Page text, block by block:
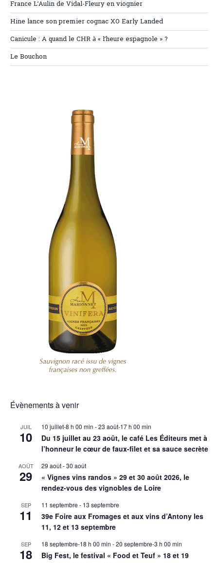
France L’Aulin de Vidal-Fleury en viognier
Hine lance son premier cognac XO Early Landed
Canicule : A quand le CHR à « l’heure espagnole » ?
Le Bouchon
Évènements à venir
JUIL
10
10 juillet-8 h 00 min -23 août-17 h 00 min
Du 15 juillet au 23 août, le café Les Éditeurs met à
l’honneur le cœur de faux-filet et sa sauce secrète
AOÛT
29
29 août-30 août
« Vignes vins randos » 29 et 30 août 2026, le
rendez-vous des vignobles de Loire
SEP
11
11 septembre - 13 septembre
39e Foire aux Fromages et aux vins d’Antony les
11, 12 et 13 septembre
SEP
18
18 septembre-18 h 00 min -20 septembre-3 h 00 min
Big Fest, le festival « Food et Teuf » 18 et 19